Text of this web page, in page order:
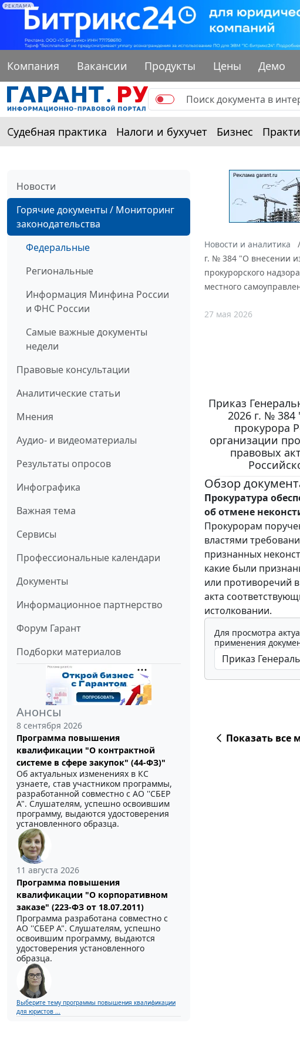
РЕКЛАМА
Компания Вакансии Продукты Цены Демо
Судебная практика Налоги и бухучет Бизнес
Новости
Горячие документы / Мониторинг
законодательства
Федеральные
Региональные
Информация Минфина России
и ФНС России
Самые важные документы
недели
Правовые консультации
Аналитические статьи
Мнения
Аудио- и видеоматериалы
Результаты опросов
Инфографика
Важная тема
Сервисы
Профессиональные календари
Документы
Информационное партнерство
Форум Гарант
Подборки материалов
Анонсы
8 сентября 2026
Программа повышения
квалификации "О контрактной
системе в сфере закупок" (44-ФЗ)"
Об актуальных изменениях в КС
узнаете, став участником программы,
разработанной совместно с АО ''СБЕР
А". Слушателям, успешно освоившим
программу, выдаются удостоверения
установленного образца.
11 августа 2026
Программа повышения
квалификации "О корпоративном
заказе" (223-ФЗ от 18.07.2011)
Программа разработана совместно с
АО ''СБЕР А". Слушателям, успешно
освоившим программу, выдаются
удостоверения установленного
образца.
Выберите тему программы повышения квалификации
для юристов ...
Новости и аналитика
г. № 384 "О внесении
прокурорского
местного
27 мая 2026
Приказ
2026 г. №
прокурора
организации
правовых
Обзор
Прокуратура
об отмене
Прокурорам
властями
признанных
какие были
или противоречий
акта
истолковании.
Для просмотра
применения
Показать все